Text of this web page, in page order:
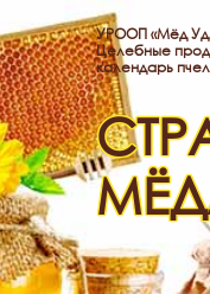
УРООП «Мёд
Целебные
календарь